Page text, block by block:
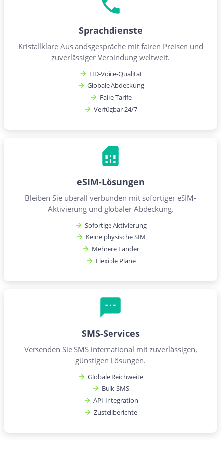
Sprachdienste
Kristallklare Auslandsgespräche mit fairen Preisen und
zuverlässiger Verbindung weltweit.
HD-Voice-Qualität
Globale Abdeckung
Faire Tarife
Verfügbar 24/7
eSIM-Lösungen
Bleiben Sie überall verbunden mit sofortiger eSIM-
Aktivierung und globaler Abdeckung.
Sofortige Aktivierung
Keine physische SIM
Mehrere Länder
Flexible Pläne
SMS-Services
Versenden Sie SMS international mit zuverlässigen,
günstigen Lösungen.
Globale Reichweite
Bulk-SMS
API-Integration
Zustellberichte